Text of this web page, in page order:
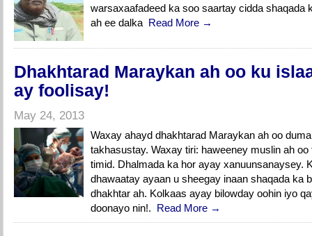
warsaxaafadeed ka soo saartay cidda shaqada
ah ee dalka Read More →
Dhakhtarad Maraykan ah oo ku
ay foolisay!
May 24, 2013
Waxay ahayd dhakhtarad Maraykan ah oo
takhasustay. Waxay tiri: haweeney muslin ah
timid. Dhalmada ka hor ayay xanuunsanaysey.
dhawaatay ayaan u sheegay inaan shaqada ka
dhakhtar ah. Kolkaas ayay bilowday oohin iyo
doonayo nin!. Read More →